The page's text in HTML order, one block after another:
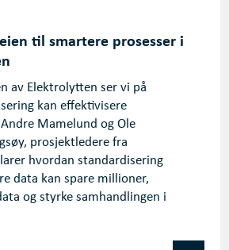
til smartere prosesser i
av Elektrolytten ser vi på
kan effektivisere
Mamelund og Ole
prosjektledere fra
hvordan standardisering
data kan spare millioner,
og styrke samhandlingen i